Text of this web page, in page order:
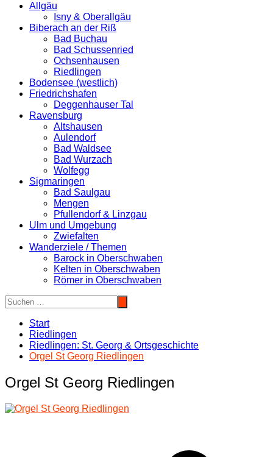
Allgäu
Isny & Oberallgäu
Biberach an der Riß
Bad Buchau
Bad Schussenried
Ochsenhausen
Riedlingen
Bodensee (westlich)
Friedrichshafen
Deggenhauser Tal
Ravensburg
Altshausen
Aulendorf
Bad Waldsee
Bad Wurzach
Wolfegg
Sigmaringen
Bad Saulgau
Mengen
Pfullendorf & Linzgau
Ulm und Umgebung
Zwiefalten
Wanderziele / Themen
Barock in Oberschwaben
Kelten in Oberschwaben
Römer in Oberschwaben
Start
Riedlingen
Riedlingen: St. Georg & Ortsgeschichte
Orgel St Georg Riedlingen
Orgel St Georg Riedlingen